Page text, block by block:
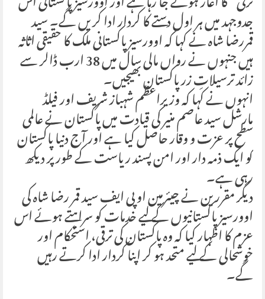
جدوجہد میں ہر اول دستے کا کردار ادا کریں گے۔ سید
قمررضا شاہ نے کہا کہ اوورسیز پاکستانی ملک کا حقیقی اثاثہ
ہیں جنہوں نے رواں مالی سال میں 38 ارب ڈالر سے زائد ترسیلاتِ زر پاکستان بھیجیں۔
انہوں نے کہا کہ وزیراعظم شہباز شریف اور فیلڈ
مارشل سید عاصم منیر کی قیادت میں پاکستان نے عالمی
سطح پر عزت و وقار حاصل کیا ہے اور آج دنیا پاکستان
کو ایک ذمہ دار اور امن پسند ریاست کے طور پر دیکھ
رہی ہے۔
دیگر مقررین نے چیئرمین او پی ایف سید قمر رضا شاہ کی
اوورسیز پاکستانیوں کے لیے خدمات کو سراہتے ہوئے اس
عزم کا اظہار کیا کہ وہ پاکستان کی ترقی، استحکام اور
خوشحالی کے لیے متحد ہو کر اپنا کردار ادا کرتے رہیں
گے۔